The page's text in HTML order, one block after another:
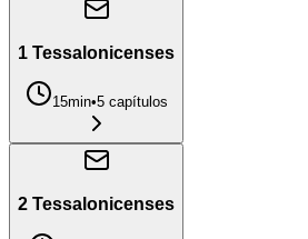
1 Tessalonicenses
15min•5capítulos
2 Tessalonicenses